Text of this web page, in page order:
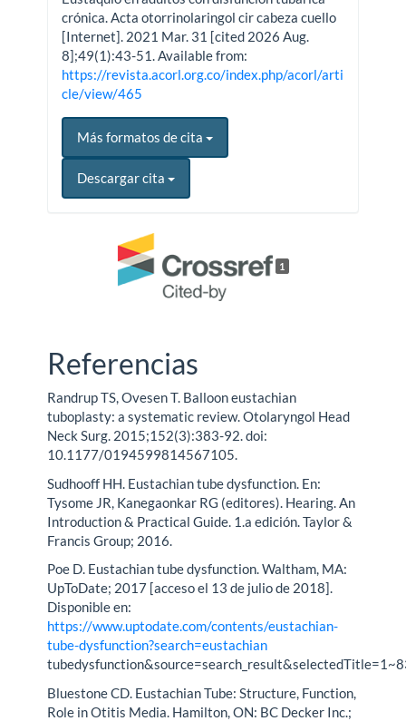
crónica. Acta otorrinolaringol cir cabeza cuello
[Internet]. 2021 Mar. 31 [cited 2026 Aug.
8];49(1):43-51. Available from:
https://revista.acorl.org.co/index.php/acorl/arti
cle/view/465
Más formatos de cita
Descargar cita
1
Referencias
Randrup TS, Ovesen T. Balloon eustachian
tuboplasty: a systematic review. Otolaryngol Head
Neck Surg. 2015;152(3):383-92. doi:
10.1177/0194599814567105.
Sudhooff HH. Eustachian tube dysfunction. En:
Tysome JR, Kanegaonkar RG (editores). Hearing. An
Introduction & Practical Guide. 1.a edición. Taylor &
Francis Group; 2016.
Poe D. Eustachian tube dysfunction. Waltham, MA:
UpToDate; 2017 [acceso el 13 de julio de 2018].
Disponible en:
https://www.uptodate.com/contents/eustachian-
tube-dysfunction?search=eustachian
Bluestone CD. Eustachian Tube: Structure, Function,
Role in Otitis Media. Hamilton, ON: BC Decker Inc.;